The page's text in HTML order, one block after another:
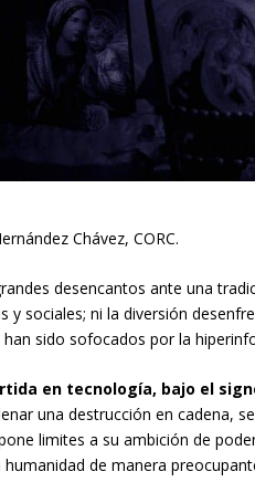
Chávez, CORC.
desencantos ante una
y sociales; ni la diversión
han sido sofocados por la
en tecnología, bajo el
una destrucción en cadena,
limites a su ambición de
de manera